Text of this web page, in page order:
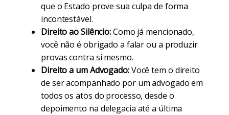
que o Estado prove sua culpa de forma
incontestável.
Direito ao Silêncio:Como já mencionado,
você não é obrigado a falar ou a produzir
provas contra si mesmo.
Direito a um Advogado:Você tem o direito
de ser acompanhado por um advogado em
todos os atos do processo, desde o
depoimento na delegacia até a última